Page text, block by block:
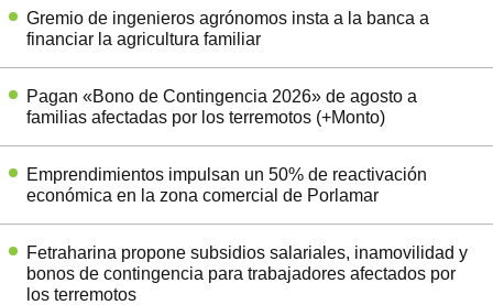
Gremio de ingenieros agrónomos insta a la banca a
financiar la agricultura familiar
Pagan «Bono de Contingencia 2026» de agosto a
familias afectadas por los terremotos (+Monto)
Emprendimientos impulsan un 50% de reactivación
económica en la zona comercial de Porlamar
Fetraharina propone subsidios salariales, inamovilidad y
bonos de contingencia para trabajadores afectados por
los terremotos